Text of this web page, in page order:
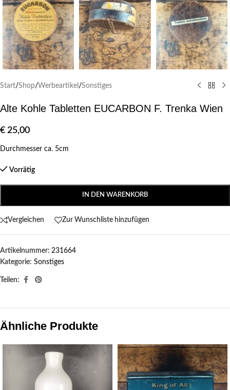
Start/Shop/Werbeartikel /Sonstiges
Alte Kohle Tabletten EUCARBON F. Trenka Wien
€ 25,00
Durchmesser ca. 5cm
Vorrätig
IN DEN WARENKORB
Vergleichen Zur Wunschliste hinzufügen
Artikelnummer: 231664
Kategorie: Sonstiges
Teilen:
Ähnliche Produkte